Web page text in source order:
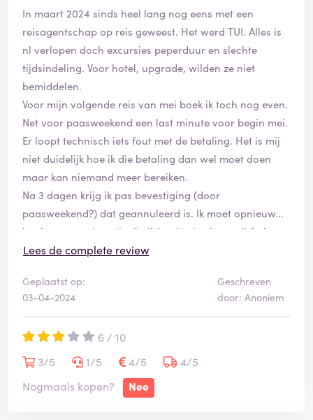
Buiten het feit dat TUI weinig opties heeft, vind ik de
service heel slecht. Via de mail is TUI bijna of niet te
bereiken en aan de telefoon word je onvriendelijk te
woord gestaan.
Let goed op voor dat je boekt, want het kan nog wel
een lastig worden, als je vlucht niet door kan gaan.
In maart 2024 sinds heel lang nog eens met een
reisagentschap op reis geweest. Het werd TUI. Alles is
nl verlopen doch excursies peperduur en slechte
tijdsindeling. Voor hotel, upgrade, wilden ze niet
bemiddelen.
Voor mijn volgende reis van mei boek ik toch nog even.
Net voor paasweekend een last minute voor begin mei.
Er loopt technisch iets fout met de betaling. Het is mij
niet duidelijk hoe ik die betaling dan wel moet doen
maar kan niemand meer bereiken.
Na 3 dagen krijg ik pas bevestiging (door
paasweekend?) dat geannuleerd is. Ik moet opnieuw
boeken maar de actie die ik boekte is al weg. Ik bel om
te vragen toch nog te kunnen bemiddelen maar ze
er tenslotte uitgegooid.
In de app staat, na 5 dagen nog steeds de reservatie. Ik
wil telefonisch contact opnemen maar na 30 min
wachten aan de tel heb ik het opgegeven. Wat een
farçe. Ik hou het voor bekeken, echt.
Lees de complete review
Geplaatst op:
03-04-2024
Geschreven
door: Anoniem
6 / 10
3/5
1/5 4/5
4/5
Nogmaals kopen?
Nee